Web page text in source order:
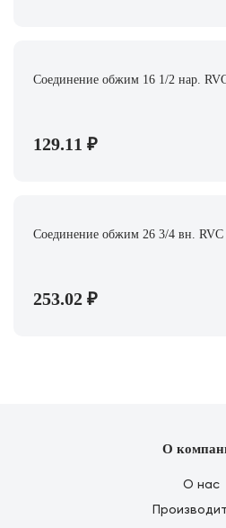
Соединение обжим 16 1/2 нар.
129.11 ₽
Соединение обжим 26 3/4 вн.
253.02 ₽
О
О нас